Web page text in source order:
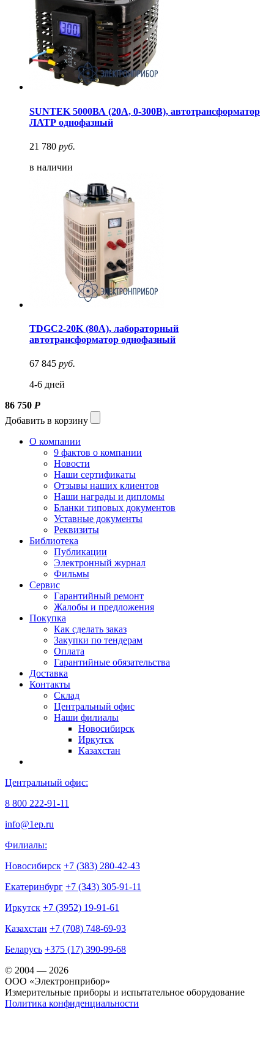
SUNTEK 5000ВА (20А, 0-300В), автотрансформатор
ЛАТР однофазный
21 780 руб.
в наличии
TDGC2-20K (80A), лабораторный
автотрансформатор однофазный
67 845 руб.
4-6 дней
86 750 Р
Добавить в корзину
О компании
9 фактов о компании
Новости
Наши сертификаты
Отзывы наших клиентов
Наши награды и дипломы
Бланки типовых документов
Уставные документы
Реквизиты
Библиотека
Публикации
Электронный журнал
Фильмы
Сервис
Гарантийный ремонт
Жалобы и предложения
Покупка
Как сделать заказ
Закупки по тендерам
Оплата
Гарантийные обязательства
Доставка
Контакты
Склад
Центральный офис
Наши филиалы
Новосибирск
Иркутск
Казахстан
Центральный офис:
8 800 222-91-11
info@1ep.ru
Филиалы:
Новосибирск +7 (383) 280-42-43
Екатеринбург +7 (343) 305-91-11
Иркутск +7 (3952) 19-91-61
Казахстан +7 (708) 748-69-93
Беларусь +375 (17) 390-99-68
© 2004 — 2026
OOO «Электронприбор»
Измерительные приборы и испытательное оборудование
Политика конфиденциальности